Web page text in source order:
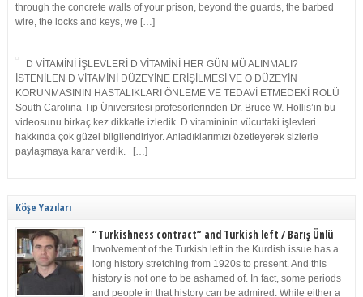
through the concrete walls of your prison, beyond the guards, the barbed
wire, the locks and keys, we […]
D VİTAMİNİ İŞLEVLERİ D VİTAMİNİ HER GÜN MÜ ALINMALI?
İSTENİLEN D VİTAMİNİ DÜZEYİNE ERİŞİLMESİ VE O DÜZEYİN
KORUNMASININ HASTALIKLARI ÖNLEME VE TEDAVİ ETMEDEKİ ROLÜ
South Carolina Tıp Üniversitesi profesörlerinden Dr. Bruce W. Hollis’in bu
videosunu birkaç kez dikkatle izledik. D vitamininin vücuttaki işlevleri
hakkında çok güzel bilgilendiriyor. Anladıklarımızı özetleyerek sizlerle
paylaşmaya karar verdik. […]
Köşe Yazıları
“Turkishness contract” and Turkish left / Barış Ünlü
Involvement of the Turkish left in the Kurdish issue has a
long history stretching from 1920s to present. And this
history is not one to be ashamed of. In fact, some periods
and people in that history can be admired. While either a